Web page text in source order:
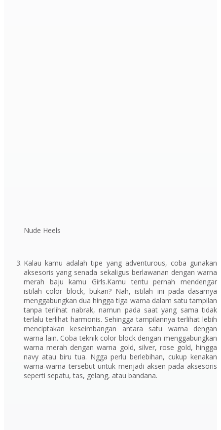
Nude Heels
Kalau kamu adalah tipe yang adventurous, coba gunakan
aksesoris yang senada sekaligus berlawanan dengan warna
merah baju kamu Girls.Kamu tentu pernah mendengar
istilah color block, bukan? Nah, istilah ini pada dasarnya
menggabungkan dua hingga tiga warna dalam satu tampilan
tanpa terlihat nabrak, namun pada saat yang sama tidak
terlalu terlihat harmonis. Sehingga tampilannya terlihat lebih
menciptakan keseimbangan antara satu warna dengan
warna lain. Coba teknik color block dengan menggabungkan
warna merah dengan warna gold, silver, rose gold, hingga
navy atau biru tua. Ngga perlu berlebihan, cukup kenakan
warna-warna tersebut untuk menjadi aksen pada aksesoris
seperti sepatu, tas, gelang, atau bandana.